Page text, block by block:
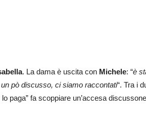
. La dama è uscita con Michele: “è
pò discusso, ci siamo raccontati“. Tra i
paga” fa scoppiare un’accesa